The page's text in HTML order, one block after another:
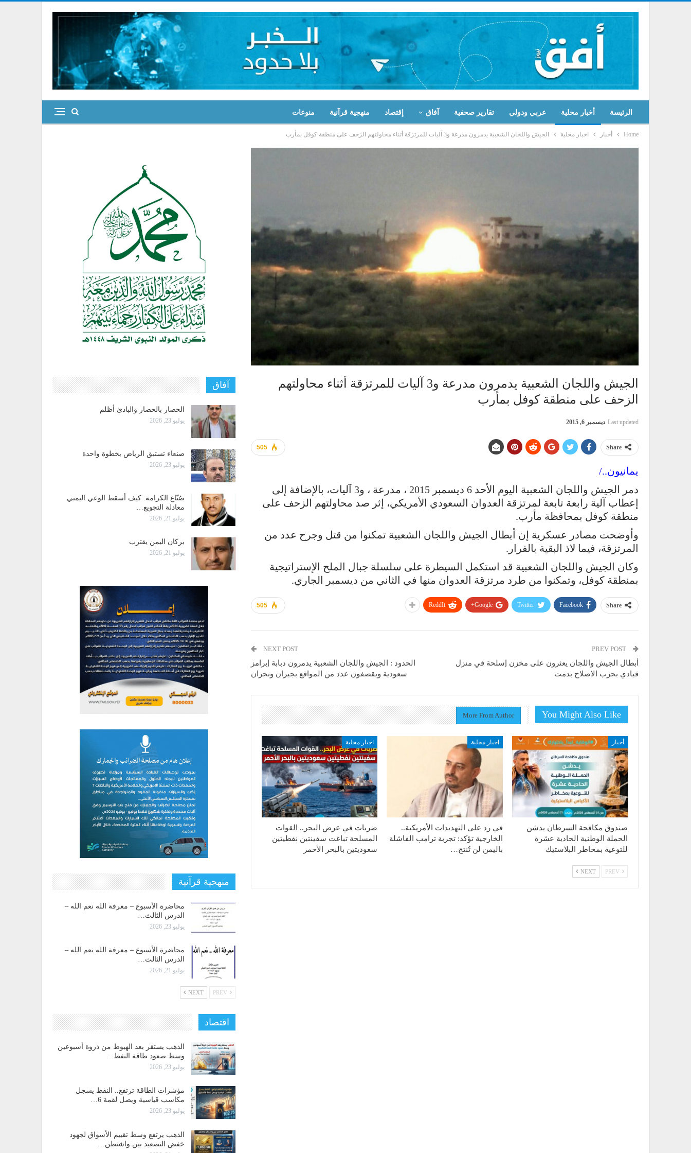
الرئيسة أخبار محلية عربي ودولي تقارير صحفية آفاق إقتصاد منهجية قرآنية منوعات
Home أخبار اخبار محلية الجيش واللجان الشعبية يدمرون مدرعة و3 آليات للمرتزقة أثناء محاولتهم الزحف على منطقة كوفل بمأرب
الجيش واللجان الشعبية يدمرون مدرعة و3 آليات للمرتزقة أثناء محاولتهم
الزحف على منطقة كوفل بمأرب
Last updated ديسمبر 6, 2015
505 Share
يمانيون../
دمر الجيش واللجان الشعبية اليوم الأحد 6 ديسمبر 2015 ، مدرعة ، و3 آليات، بالإضافة إلى
إعطاب آلية رابعة تابعة لمرتزقة العدوان السعودي الأمريكي، إثر صد محاولتهم الزحف على
منطقة كوفل بمحافظة مأرب.
وأوضحت مصادر عسكرية إن أبطال الجيش واللجان الشعبية تمكنوا من قتل وجرح عدد من
المرتزقة، فيما لاذ البقية بالفرار.
وكان الجيش واللجان الشعبية قد استكمل السيطرة على سلسلة جبال الملح الإستراتيجية
بمنطقة كوفل، وتمكنوا من طرد مرتزقة العدوان منها في الثاني من ديسمبر الجاري.
505 Share
Facebook
Twitter
Google+
ReddIt
أبطال الجيش واللجان يعثرون على مخزن إسلحة في منزل
قيادي بحزب الاصلاح بدمت
NEXT POST
الحدود : الجيش واللجان الشعبية يدمرون دبابة إبرامز
سعودية ويقصفون عدد من المواقع بجيزان ونجران
You Might Also Like
More From Author
أخبار
صندوق مكافحة السرطان يدشن
الحملة الوطنية الحادية عشرة
للتوعية بمخاطر البلاستيك
اخبار محلية
في رد على التهديدات الأمريكية..
الخارجية تؤكد: تجربة ترامب الفاشلة
باليمن لن تُنتج…
اخبار محلية
ضربات في عرض البحر.. القوات
المسلحة تباغت سفينتين نفطيتين
سعوديتين بالبحر الأحمر
NEXT
آفاق
الحصار بالحصار والبادئ أظلم
يوليو 23, 2026
صنعاء تستبق الرياض بخطوة واحدة
يوليو 23, 2026
صُنّاع الكرامة: كيف أسقط الوعي اليمني
معادلة التجويع…
يوليو 21, 2026
بركان اليمن يقترب
يوليو 21, 2026
منهجية قرآنية
محاضرة الأسبوع – معرفة الله نعم الله –
الدرس الثالث…
يوليو 23, 2026
محاضرة الأسبوع – معرفة الله نعم الله –
الدرس الثالث…
يوليو 21, 2026
NEXT
اقتصاد
الذهب يستقر بعد الهبوط من ذروة أسبوعين
وسط صعود طاقة النفط…
يوليو 23, 2026
مؤشرات الطاقة ترتفع.. النفط يسجل
مكاسب قياسية ويصل لقمة 6…
يوليو 23, 2026
الذهب يرتفع وسط تقييم الأسواق لجهود
خفض التصعيد بين واشنطن…